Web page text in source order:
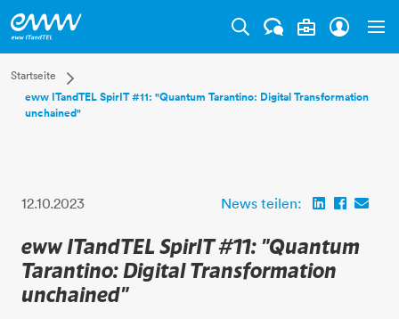
Startseite
Dropdown Startseite
Privatkunden
eww ITandTEL SpirIT #11: "Quantum Tarantino: Digital Transformation
unchained"
12.10.2023 News teilen:
eww ITandTEL SpirIT #11: "Quantum
Tarantino: Digital Transformation
unchained"